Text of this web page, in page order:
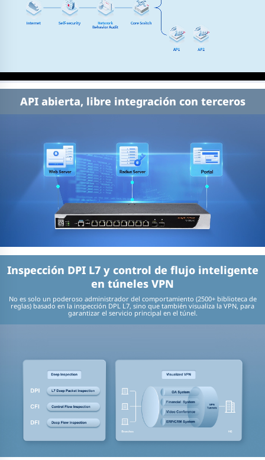
API abierta, libre integración con terceros
Inspección DPI L7 y control de flujo inteligente
en túneles VPN
No es solo un poderoso administrador del comportamiento (2500+ biblioteca de
reglas) basado en la inspección DPL L7, sino que también visualiza la VPN, para
garantizar el servicio principal en el túnel.